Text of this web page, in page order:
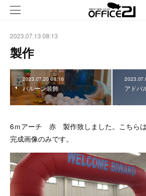
2023.07.13 08:13
製作
2023.07.20 08:16
バルーン装飾 アドバ
6ｍアーチ 赤 製作致しました。こちら
完成画像のみです。